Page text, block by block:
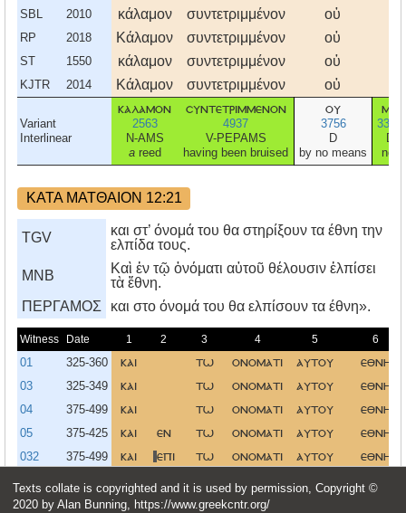
SBL 2010 κάλαμον συντετριμμένον οὐ
RP 2018 Κάλαμον συντετριμμένον οὐ
ST 1550 κάλαμον συντετριμμένον οὐ
KJTR 2014 Κάλαμον συντετριμμένον οὐ
Variant
Interlinear
καλαμον
2563
N-AMS
areed
συντετριμμενον
4937
V-PEPAMS
having been bruised
ου
3756
D
by no means
μη
3361
D
not
ΚΑΤΑ ΜΑΤΘΑΙΟΝ 12:21
TGV
και στ’ όνομά του θα στηρίξουν τα έθνη την
ελπίδα τους.
MNB
Καὶ ἐν τῷ ὀνόματι αὐτοῦ θέλουσιν ἐλπίσει
τὰ ἔθνη.
ΠΕΡΓΑΜΟΣ
και στο όνομά του θα ελπίσουν τα έθνη».
Witness Date 1 2 3 4 5 6
01 325-360 και τω ονοματι αυτου εθνη
03 325-349 και τω ονοματι αυτου εθνη
04 375-499 και τω ονοματι αυτου εθνη
05 375-425 και εν τω ονοματι αυτου εθνη
032 375-499 και επι τω ονοματι αυτου εθνη
SR 2022
και
Καὶ τῷ
ονοματι
ὀνόματι
αυτου
αὐτοῦ
εθνη
ἔθνη
Texts collate is copyrighted and it is used by permission, Copyright ©
2020 by Alan Bunning, https://www.greekcntr.org/